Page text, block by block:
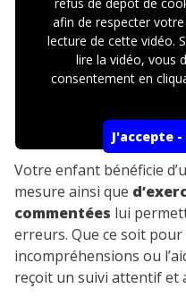
afin de respecter
lecture de cette vidéo.
lire la vidéo, vous
consentement en
J'accepte
Votre enfant bénéficie
mesure ainsi que
commentées lui
erreurs. Que ce soit
incompréhensions ou
reçoit un suivi attentif et